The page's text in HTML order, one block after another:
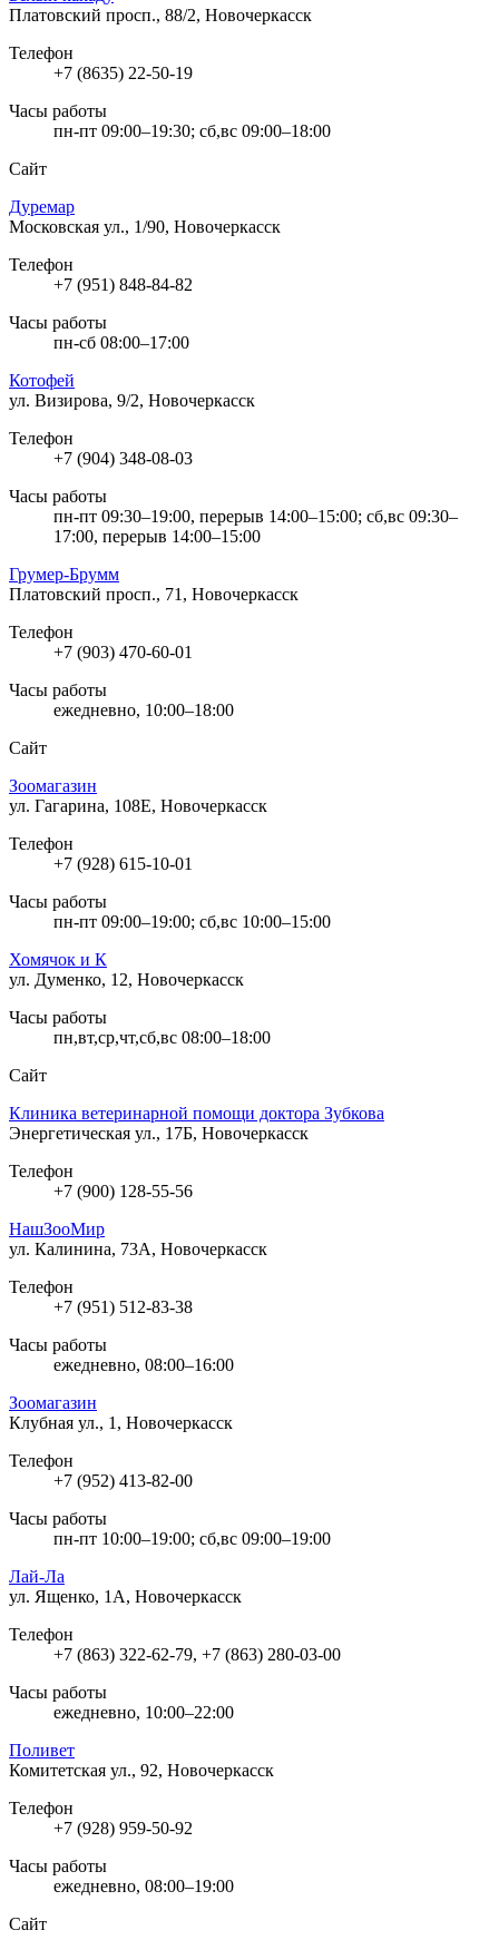
Платовский просп., 88/2, Новочеркасск
Телефон
+7 (8635) 22-50-19
Часы работы
пн-пт 09:00–19:30; сб,вс 09:00–18:00
Сайт
Дуремар
Московская ул., 1/90, Новочеркасск
Телефон
+7 (951) 848-84-82
Часы работы
пн-сб 08:00–17:00
Котофей
ул. Визирова, 9/2, Новочеркасск
Телефон
+7 (904) 348-08-03
Часы работы
пн-пт 09:30–19:00, перерыв 14:00–15:00; сб,вс 09:30–
17:00, перерыв 14:00–15:00
Грумер-Брумм
Платовский просп., 71, Новочеркасск
Телефон
+7 (903) 470-60-01
Часы работы
ежедневно, 10:00–18:00
Сайт
Зоомагазин
ул. Гагарина, 108Е, Новочеркасск
Телефон
+7 (928) 615-10-01
Часы работы
пн-пт 09:00–19:00; сб,вс 10:00–15:00
Хомячок и К
ул. Думенко, 12, Новочеркасск
Часы работы
пн,вт,ср,чт,сб,вс 08:00–18:00
Сайт
Клиника ветеринарной помощи доктора Зубкова
Энергетическая ул., 17Б, Новочеркасск
Телефон
+7 (900) 128-55-56
НашЗооМир
ул. Калинина, 73А, Новочеркасск
Телефон
+7 (951) 512-83-38
Часы работы
ежедневно, 08:00–16:00
Зоомагазин
Клубная ул., 1, Новочеркасск
Телефон
+7 (952) 413-82-00
Часы работы
пн-пт 10:00–19:00; сб,вс 09:00–19:00
Лай-Ла
ул. Ященко, 1А, Новочеркасск
Телефон
+7 (863) 322-62-79, +7 (863) 280-03-00
Часы работы
ежедневно, 10:00–22:00
Поливет
Комитетская ул., 92, Новочеркасск
Телефон
+7 (928) 959-50-92
Часы работы
ежедневно, 08:00–19:00
Сайт